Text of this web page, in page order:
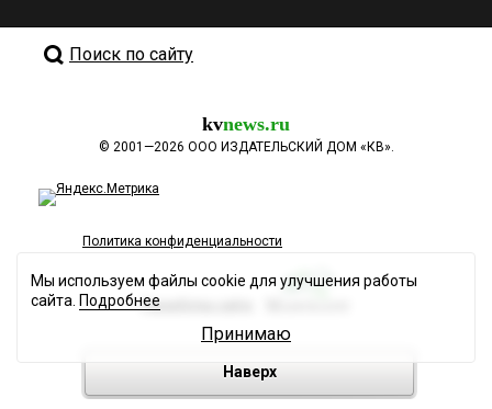
Поиск по сайту
kvnews.ru
© 2001—2026 ООО ИЗДАТЕЛЬСКИЙ ДОМ «КВ».
Политика конфиденциальности
Разработка сайта
Наверх
Мы используем файлы cookie для улучшения работы
сайта. Подробнее
Принимаю